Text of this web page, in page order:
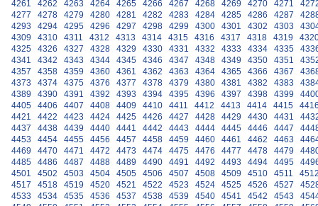
4261
4262 4263 4264 4265 4266 4267 4268 4269 4270 4271
4277
4278 4279 4280 4281 4282 4283 4284 4285 4286 4287
4293
4294 4295 4296 4297 4298 4299 4300 4301 4302 4303
4309
4310 4311 4312 4313 4314 4315 4316 4317 4318 4319
4325
4326 4327 4328 4329 4330 4331 4332 4333 4334 4335
4341
4342 4343 4344 4345 4346 4347 4348 4349 4350 4351
4357
4358 4359 4360 4361 4362 4363 4364 4365 4366 4367
4373
4374 4375 4376 4377 4378 4379 4380 4381 4382 4383
4389
4390 4391 4392 4393 4394 4395 4396 4397 4398 4399
4405
4406 4407 4408 4409 4410 4411 4412 4413 4414 4415
4421
4422 4423 4424 4425 4426 4427 4428 4429 4430 4431
4437
4438 4439 4440 4441 4442 4443 4444 4445 4446 4447
4453
4454 4455 4456 4457 4458 4459 4460 4461 4462 4463
4469
4470 4471 4472 4473 4474 4475 4476 4477 4478 4479
4485
4486 4487 4488 4489 4490 4491 4492 4493 4494 4495
4501
4502 4503 4504 4505 4506 4507 4508 4509 4510 4511
4517
4518 4519 4520 4521 4522 4523 4524 4525 4526 4527
4533
4534 4535 4536 4537 4538 4539 4540 4541 4542 4543